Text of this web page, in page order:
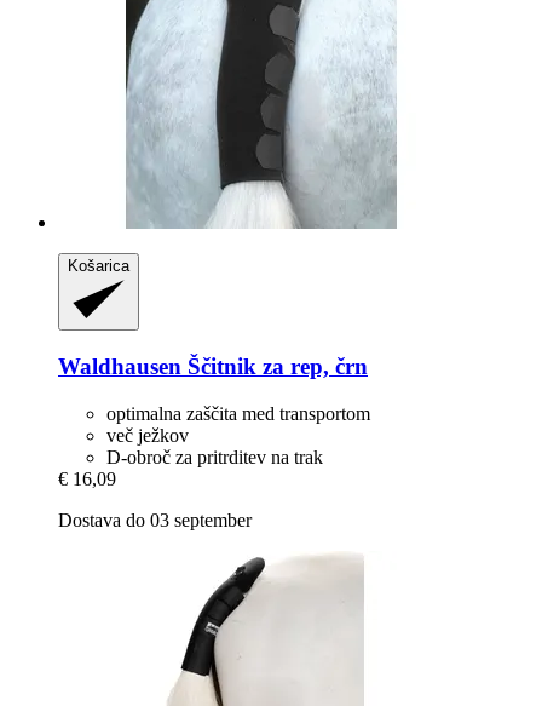
Košarica
Waldhausen Ščitnik za rep, črn
optimalna zaščita med transportom
več ježkov
D-obroč za pritrditev na trak
€ 16,09
Dostava do 03 september